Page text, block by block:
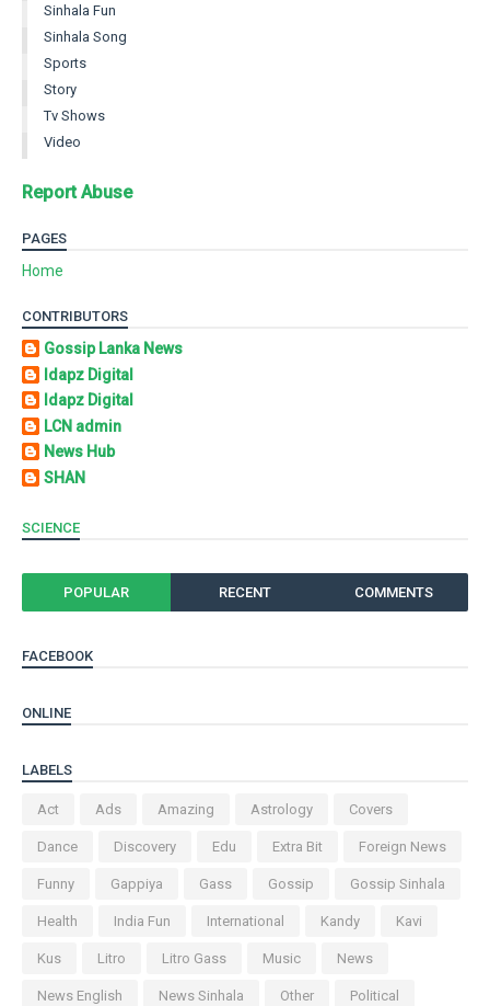
Sinhala Fun
Sinhala Song
Sports
Story
Tv Shows
Video
Report Abuse
PAGES
Home
CONTRIBUTORS
Gossip Lanka News
Idapz Digital
Idapz Digital
LCN admin
News Hub
SHAN
SCIENCE
POPULAR RECENT COMMENTS
FACEBOOK
ONLINE
LABELS
Act Ads Amazing Astrology Covers
Dance Discovery Edu Extra Bit Foreign News
Funny Gappiya Gass Gossip Gossip Sinhala
Health India Fun International Kandy Kavi
Kus Litro Litro Gass Music News
News English News Sinhala Other Political